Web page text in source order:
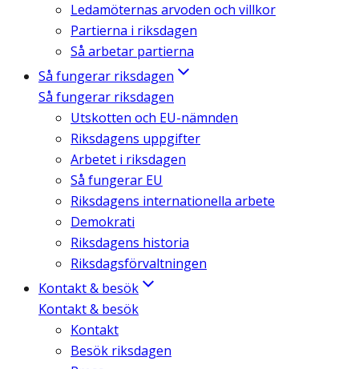
Ledamöternas arvoden och villkor
Partierna i riksdagen
Så arbetar partierna
Så fungerar riksdagen
Så fungerar riksdagen
Utskotten och EU-nämnden
Riksdagens uppgifter
Arbetet i riksdagen
Så fungerar EU
Riksdagens internationella arbete
Demokrati
Riksdagens historia
Riksdagsförvaltningen
Kontakt & besök
Kontakt & besök
Kontakt
Besök riksdagen